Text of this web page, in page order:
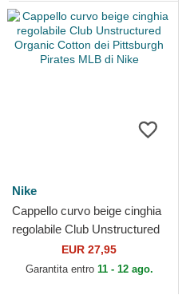
Nike
Cappello curvo beige cinghia
regolabile Club Unstructured
Organic Cotton dei Pittsburgh
Pirates...
EUR 27,95
Garantita entro 11 - 12 ago.